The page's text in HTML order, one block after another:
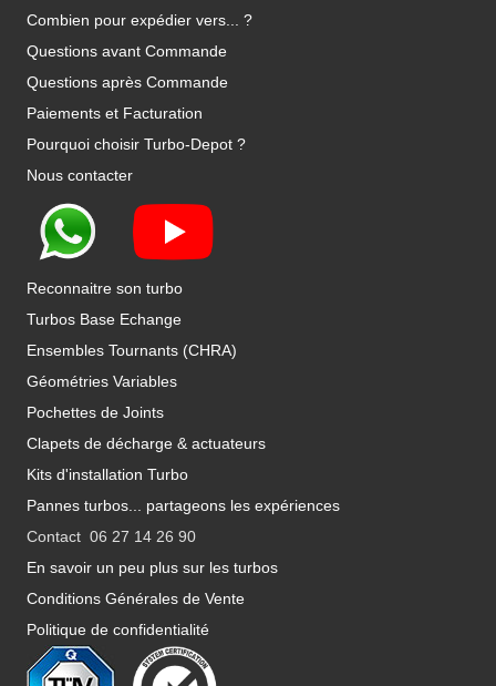
Combien pour expédier vers... ?
Questions avant Commande
Questions après Commande
Paiements et Facturation
Pourquoi choisir Turbo-Depot ?
Nous contacter
Reconnaitre son turbo
Turbos Base Echange
Ensembles Tournants (CHRA)
Géométries Variables
Pochettes de Joints
Clapets de décharge & actuateurs
Kits d'installation Turbo
Pannes turbos... partageons les expériences
Contact 06 27 14 26 90
En savoir un peu plus sur les turbos
Conditions Générales de Vente
Politique de confidentialité